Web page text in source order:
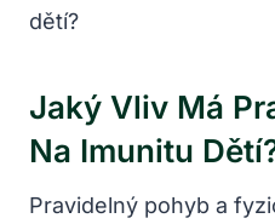
Jaký Vliv Má
Na Imunitu
Pravidelný pohyb a